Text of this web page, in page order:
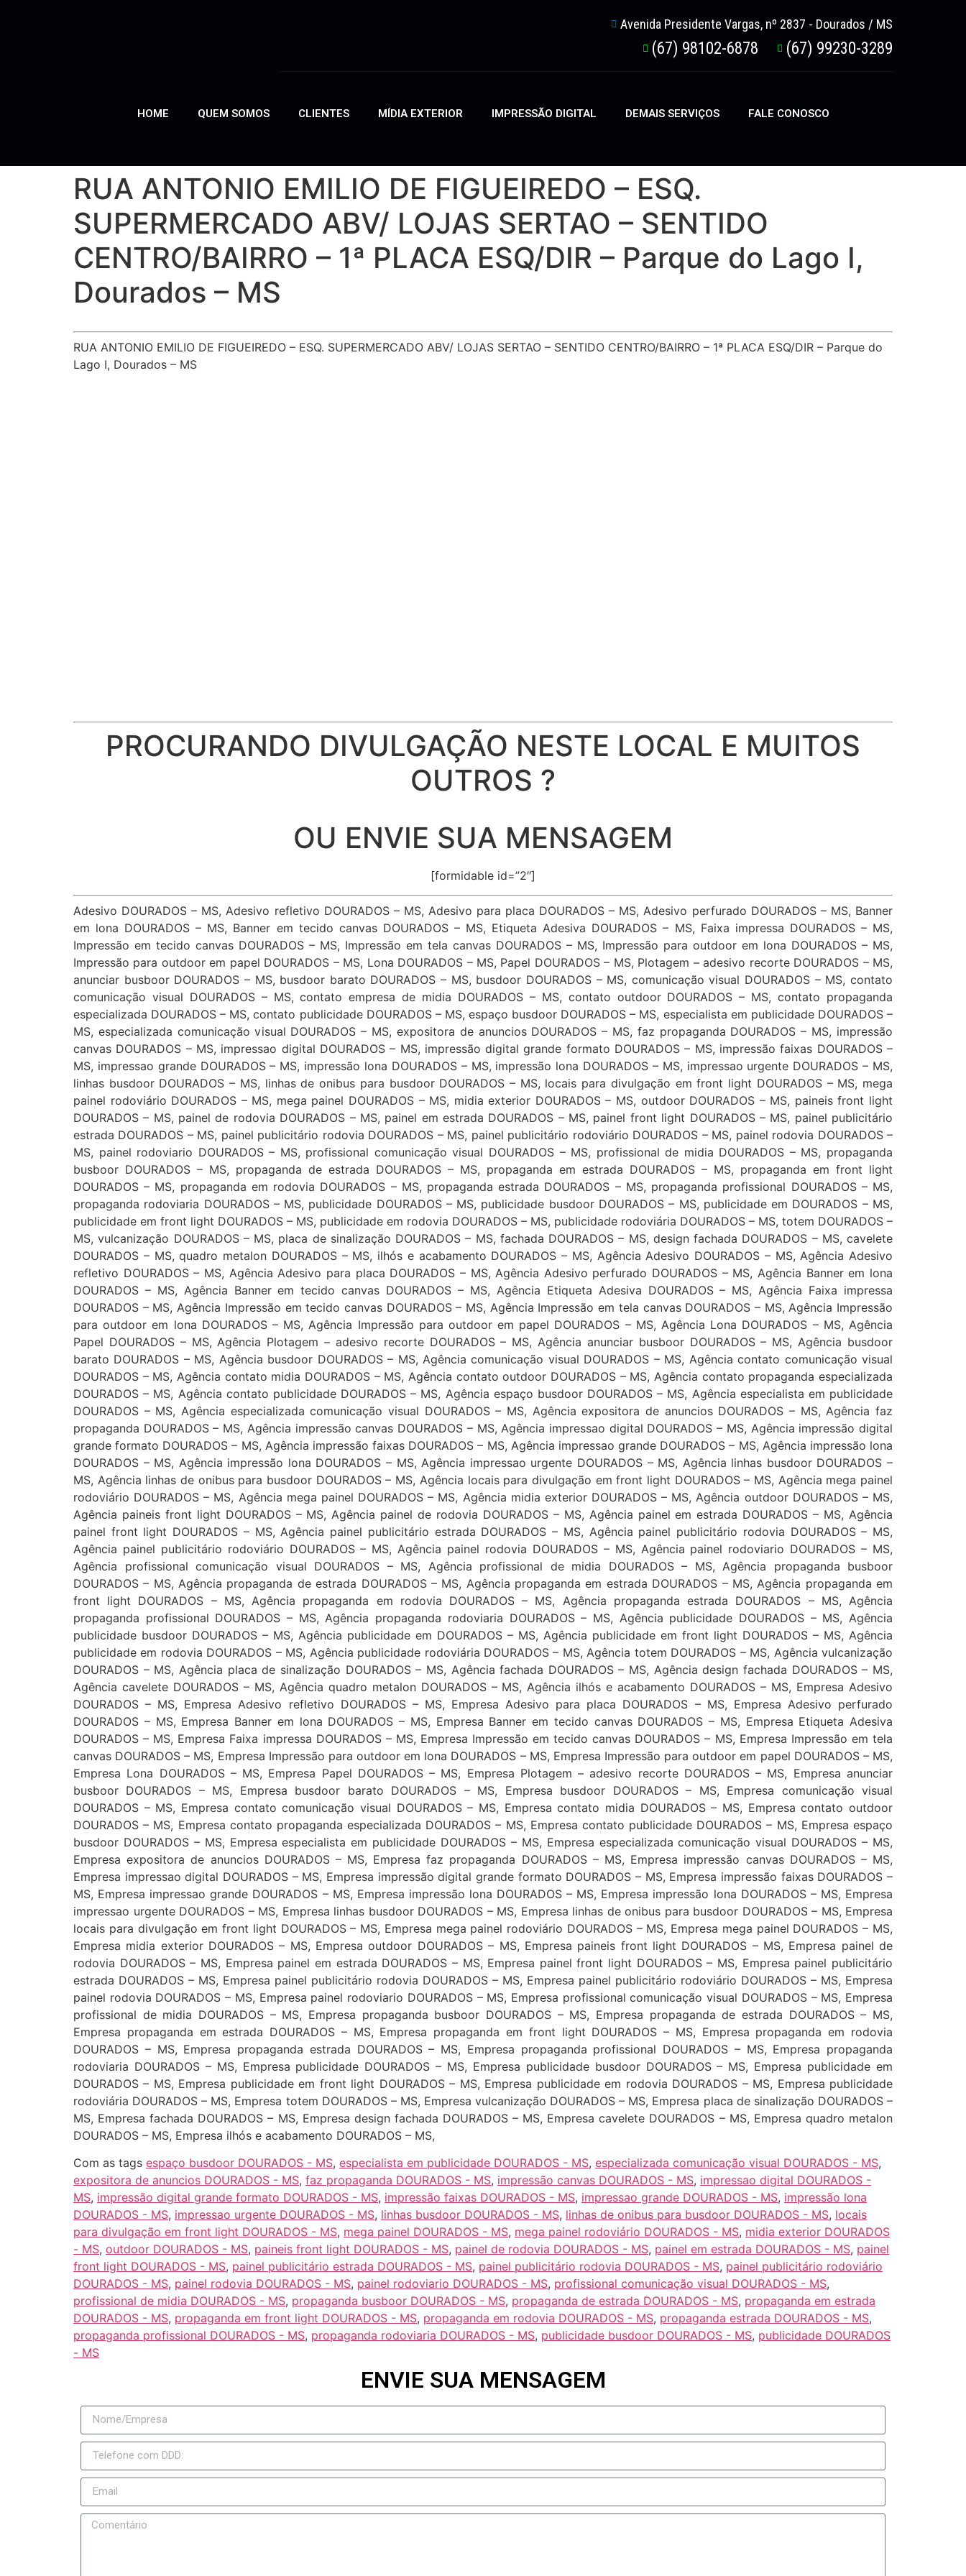
Avenida Presidente Vargas, nº 2837 - Dourados / MS
(67) 98102-6878 (67) 99230-3289
HOME QUEM SOMOS CLIENTES MÍDIA EXTERIOR IMPRESSÃO DIGITAL DEMAIS SERVIÇOS FALE CONOSCO
RUA ANTONIO EMILIO DE FIGUEIREDO – ESQ.
SUPERMERCADO ABV/ LOJAS SERTAO – SENTIDO
CENTRO/BAIRRO – 1ª PLACA ESQ/DIR – Parque do Lago I,
Dourados – MS
RUA ANTONIO EMILIO DE FIGUEIREDO – ESQ. SUPERMERCADO ABV/ LOJAS SERTAO – SENTIDO CENTRO/BAIRRO – 1ª PLACA ESQ/DIR – Parque do
Lago I, Dourados – MS
PROCURANDO DIVULGAÇÃO NESTE LOCAL E MUITOS
OUTROS ?
OU ENVIE SUA MENSAGEM
[formidable id=”2″]
Adesivo DOURADOS – MS, Adesivo refletivo DOURADOS – MS, Adesivo para placa DOURADOS – MS, Adesivo perfurado DOURADOS – MS, Banner
em lona DOURADOS – MS, Banner em tecido canvas DOURADOS – MS, Etiqueta Adesiva DOURADOS – MS, Faixa impressa DOURADOS – MS,
Impressão em tecido canvas DOURADOS – MS, Impressão em tela canvas DOURADOS – MS, Impressão para outdoor em lona DOURADOS – MS,
Impressão para outdoor em papel DOURADOS – MS, Lona DOURADOS – MS, Papel DOURADOS – MS, Plotagem – adesivo recorte DOURADOS – MS,
anunciar busboor DOURADOS – MS, busdoor barato DOURADOS – MS, busdoor DOURADOS – MS, comunicação visual DOURADOS – MS, contato
comunicação visual DOURADOS – MS, contato empresa de midia DOURADOS – MS, contato outdoor DOURADOS – MS, contato propaganda
especializada DOURADOS – MS, contato publicidade DOURADOS – MS, espaço busdoor DOURADOS – MS, especialista em publicidade DOURADOS –
MS, especializada comunicação visual DOURADOS – MS, expositora de anuncios DOURADOS – MS, faz propaganda DOURADOS – MS, impressão
canvas DOURADOS – MS, impressao digital DOURADOS – MS, impressão digital grande formato DOURADOS – MS, impressão faixas DOURADOS –
MS, impressao grande DOURADOS – MS, impressão lona DOURADOS – MS, impressão lona DOURADOS – MS, impressao urgente DOURADOS – MS,
linhas busdoor DOURADOS – MS, linhas de onibus para busdoor DOURADOS – MS, locais para divulgação em front light DOURADOS – MS, mega
painel rodoviário DOURADOS – MS, mega painel DOURADOS – MS, midia exterior DOURADOS – MS, outdoor DOURADOS – MS, paineis front light
DOURADOS – MS, painel de rodovia DOURADOS – MS, painel em estrada DOURADOS – MS, painel front light DOURADOS – MS, painel publicitário
estrada DOURADOS – MS, painel publicitário rodovia DOURADOS – MS, painel publicitário rodoviário DOURADOS – MS, painel rodovia DOURADOS –
MS, painel rodoviario DOURADOS – MS, profissional comunicação visual DOURADOS – MS, profissional de midia DOURADOS – MS, propaganda
busboor DOURADOS – MS, propaganda de estrada DOURADOS – MS, propaganda em estrada DOURADOS – MS, propaganda em front light
DOURADOS – MS, propaganda em rodovia DOURADOS – MS, propaganda estrada DOURADOS – MS, propaganda profissional DOURADOS – MS,
propaganda rodoviaria DOURADOS – MS, publicidade DOURADOS – MS, publicidade busdoor DOURADOS – MS, publicidade em DOURADOS – MS,
publicidade em front light DOURADOS – MS, publicidade em rodovia DOURADOS – MS, publicidade rodoviária DOURADOS – MS, totem DOURADOS –
MS, vulcanização DOURADOS – MS, placa de sinalização DOURADOS – MS, fachada DOURADOS – MS, design fachada DOURADOS – MS, cavelete
DOURADOS – MS, quadro metalon DOURADOS – MS, ilhós e acabamento DOURADOS – MS, Agência Adesivo DOURADOS – MS, Agência Adesivo
refletivo DOURADOS – MS, Agência Adesivo para placa DOURADOS – MS, Agência Adesivo perfurado DOURADOS – MS, Agência Banner em lona
DOURADOS – MS, Agência Banner em tecido canvas DOURADOS – MS, Agência Etiqueta Adesiva DOURADOS – MS, Agência Faixa impressa
DOURADOS – MS, Agência Impressão em tecido canvas DOURADOS – MS, Agência Impressão em tela canvas DOURADOS – MS, Agência Impressão
para outdoor em lona DOURADOS – MS, Agência Impressão para outdoor em papel DOURADOS – MS, Agência Lona DOURADOS – MS, Agência
Papel DOURADOS – MS, Agência Plotagem – adesivo recorte DOURADOS – MS, Agência anunciar busboor DOURADOS – MS, Agência busdoor
barato DOURADOS – MS, Agência busdoor DOURADOS – MS, Agência comunicação visual DOURADOS – MS, Agência contato comunicação visual
DOURADOS – MS, Agência contato midia DOURADOS – MS, Agência contato outdoor DOURADOS – MS, Agência contato propaganda especializada
DOURADOS – MS, Agência contato publicidade DOURADOS – MS, Agência espaço busdoor DOURADOS – MS, Agência especialista em publicidade
DOURADOS – MS, Agência especializada comunicação visual DOURADOS – MS, Agência expositora de anuncios DOURADOS – MS, Agência faz
propaganda DOURADOS – MS, Agência impressão canvas DOURADOS – MS, Agência impressao digital DOURADOS – MS, Agência impressão digital
grande formato DOURADOS – MS, Agência impressão faixas DOURADOS – MS, Agência impressao grande DOURADOS – MS, Agência impressão lona
DOURADOS – MS, Agência impressão lona DOURADOS – MS, Agência impressao urgente DOURADOS – MS, Agência linhas busdoor DOURADOS –
MS, Agência linhas de onibus para busdoor DOURADOS – MS, Agência locais para divulgação em front light DOURADOS – MS, Agência mega painel
rodoviário DOURADOS – MS, Agência mega painel DOURADOS – MS, Agência midia exterior DOURADOS – MS, Agência outdoor DOURADOS – MS,
Agência paineis front light DOURADOS – MS, Agência painel de rodovia DOURADOS – MS, Agência painel em estrada DOURADOS – MS, Agência
painel front light DOURADOS – MS, Agência painel publicitário estrada DOURADOS – MS, Agência painel publicitário rodovia DOURADOS – MS,
Agência painel publicitário rodoviário DOURADOS – MS, Agência painel rodovia DOURADOS – MS, Agência painel rodoviario DOURADOS – MS,
Agência profissional comunicação visual DOURADOS – MS, Agência profissional de midia DOURADOS – MS, Agência propaganda busboor
DOURADOS – MS, Agência propaganda de estrada DOURADOS – MS, Agência propaganda em estrada DOURADOS – MS, Agência propaganda em
front light DOURADOS – MS, Agência propaganda em rodovia DOURADOS – MS, Agência propaganda estrada DOURADOS – MS, Agência
propaganda profissional DOURADOS – MS, Agência propaganda rodoviaria DOURADOS – MS, Agência publicidade DOURADOS – MS, Agência
publicidade busdoor DOURADOS – MS, Agência publicidade em DOURADOS – MS, Agência publicidade em front light DOURADOS – MS, Agência
publicidade em rodovia DOURADOS – MS, Agência publicidade rodoviária DOURADOS – MS, Agência totem DOURADOS – MS, Agência vulcanização
DOURADOS – MS, Agência placa de sinalização DOURADOS – MS, Agência fachada DOURADOS – MS, Agência design fachada DOURADOS – MS,
Agência cavelete DOURADOS – MS, Agência quadro metalon DOURADOS – MS, Agência ilhós e acabamento DOURADOS – MS, Empresa Adesivo
DOURADOS – MS, Empresa Adesivo refletivo DOURADOS – MS, Empresa Adesivo para placa DOURADOS – MS, Empresa Adesivo perfurado
DOURADOS – MS, Empresa Banner em lona DOURADOS – MS, Empresa Banner em tecido canvas DOURADOS – MS, Empresa Etiqueta Adesiva
DOURADOS – MS, Empresa Faixa impressa DOURADOS – MS, Empresa Impressão em tecido canvas DOURADOS – MS, Empresa Impressão em tela
canvas DOURADOS – MS, Empresa Impressão para outdoor em lona DOURADOS – MS, Empresa Impressão para outdoor em papel DOURADOS – MS,
Empresa Lona DOURADOS – MS, Empresa Papel DOURADOS – MS, Empresa Plotagem – adesivo recorte DOURADOS – MS, Empresa anunciar
busboor DOURADOS – MS, Empresa busdoor barato DOURADOS – MS, Empresa busdoor DOURADOS – MS, Empresa comunicação visual
DOURADOS – MS, Empresa contato comunicação visual DOURADOS – MS, Empresa contato midia DOURADOS – MS, Empresa contato outdoor
DOURADOS – MS, Empresa contato propaganda especializada DOURADOS – MS, Empresa contato publicidade DOURADOS – MS, Empresa espaço
busdoor DOURADOS – MS, Empresa especialista em publicidade DOURADOS – MS, Empresa especializada comunicação visual DOURADOS – MS,
Empresa expositora de anuncios DOURADOS – MS, Empresa faz propaganda DOURADOS – MS, Empresa impressão canvas DOURADOS – MS,
Empresa impressao digital DOURADOS – MS, Empresa impressão digital grande formato DOURADOS – MS, Empresa impressão faixas DOURADOS –
MS, Empresa impressao grande DOURADOS – MS, Empresa impressão lona DOURADOS – MS, Empresa impressão lona DOURADOS – MS, Empresa
impressao urgente DOURADOS – MS, Empresa linhas busdoor DOURADOS – MS, Empresa linhas de onibus para busdoor DOURADOS – MS, Empresa
locais para divulgação em front light DOURADOS – MS, Empresa mega painel rodoviário DOURADOS – MS, Empresa mega painel DOURADOS – MS,
Empresa midia exterior DOURADOS – MS, Empresa outdoor DOURADOS – MS, Empresa paineis front light DOURADOS – MS, Empresa painel de
rodovia DOURADOS – MS, Empresa painel em estrada DOURADOS – MS, Empresa painel front light DOURADOS – MS, Empresa painel publicitário
estrada DOURADOS – MS, Empresa painel publicitário rodovia DOURADOS – MS, Empresa painel publicitário rodoviário DOURADOS – MS, Empresa
painel rodovia DOURADOS – MS, Empresa painel rodoviario DOURADOS – MS, Empresa profissional comunicação visual DOURADOS – MS, Empresa
profissional de midia DOURADOS – MS, Empresa propaganda busboor DOURADOS – MS, Empresa propaganda de estrada DOURADOS – MS,
Empresa propaganda em estrada DOURADOS – MS, Empresa propaganda em front light DOURADOS – MS, Empresa propaganda em rodovia
DOURADOS – MS, Empresa propaganda estrada DOURADOS – MS, Empresa propaganda profissional DOURADOS – MS, Empresa propaganda
rodoviaria DOURADOS – MS, Empresa publicidade DOURADOS – MS, Empresa publicidade busdoor DOURADOS – MS, Empresa publicidade em
DOURADOS – MS, Empresa publicidade em front light DOURADOS – MS, Empresa publicidade em rodovia DOURADOS – MS, Empresa publicidade
rodoviária DOURADOS – MS, Empresa totem DOURADOS – MS, Empresa vulcanização DOURADOS – MS, Empresa placa de sinalização DOURADOS –
MS, Empresa fachada DOURADOS – MS, Empresa design fachada DOURADOS – MS, Empresa cavelete DOURADOS – MS, Empresa quadro metalon
DOURADOS – MS, Empresa ilhós e acabamento DOURADOS – MS,
Com as tags espaço busdoor DOURADOS - MS, especialista em publicidade DOURADOS - MS, especializada comunicação visual DOURADOS - MS,
expositora de anuncios DOURADOS - MS, faz propaganda DOURADOS - MS, impressão canvas DOURADOS - MS, impressao digital DOURADOS -
MS, impressão digital grande formato DOURADOS - MS, impressão faixas DOURADOS - MS, impressao grande DOURADOS - MS, impressão lona
DOURADOS - MS, impressao urgente DOURADOS - MS, linhas busdoor DOURADOS - MS, linhas de onibus para busdoor DOURADOS - MS, locais
para divulgação em front light DOURADOS - MS, mega painel DOURADOS - MS, mega painel rodoviário DOURADOS - MS, midia exterior DOURADOS
- MS, outdoor DOURADOS - MS, paineis front light DOURADOS - MS, painel de rodovia DOURADOS - MS, painel em estrada DOURADOS - MS, painel
front light DOURADOS - MS, painel publicitário estrada DOURADOS - MS, painel publicitário rodovia DOURADOS - MS, painel publicitário rodoviário
DOURADOS - MS, painel rodovia DOURADOS - MS, painel rodoviario DOURADOS - MS, profissional comunicação visual DOURADOS - MS,
profissional de midia DOURADOS - MS, propaganda busboor DOURADOS - MS, propaganda de estrada DOURADOS - MS, propaganda em estrada
DOURADOS - MS, propaganda em front light DOURADOS - MS, propaganda em rodovia DOURADOS - MS, propaganda estrada DOURADOS - MS,
propaganda profissional DOURADOS - MS, propaganda rodoviaria DOURADOS - MS, publicidade busdoor DOURADOS - MS, publicidade DOURADOS
- MS
ENVIE SUA MENSAGEM